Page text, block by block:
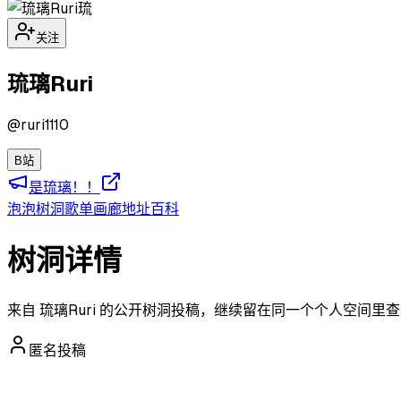
琉
关注
琉璃Ruri
@ruri1110
B站
是琉璃！！
泡泡树洞歌单画廊地址百科
树洞详情
来自 琉璃Ruri 的公开树洞投稿，继续留在同一个个人空间里查
匿名投稿